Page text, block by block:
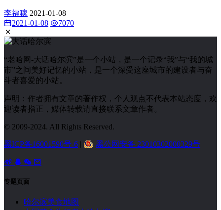
李福稼 2021-01-08
2021-01-08
7070
“老哈网-大话哈尔滨”是一个小站，是一个记录“我”与“我的城
市”之间美好记忆的小站，是一个深受这座城市的建设者与奋
斗者喜爱的小站。
声明：作者拥有文章的著作权，个人观点不代表本站态度，欢
迎读者指正，媒体转载请直接联系文章作者。
© 2009-2024. All Rights Reserved.
黑ICP备16001590号-6 | 黑公网安备 23010302000329号
专题页面
哈尔滨美食地图